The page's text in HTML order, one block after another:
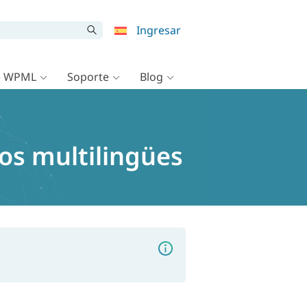
Ingresar
Soporte Blog
multilingües